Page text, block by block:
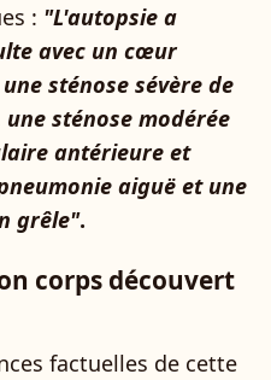
: "L'autopsie a
avec un cœur
sténose sévère de
sténose modérée
antérieure et
aiguë et une
grêle".
corps découvert
factuelles de cette